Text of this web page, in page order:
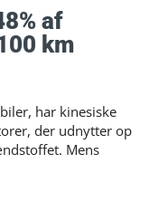
af
km
har kinesiske
der udnytter op
Mens